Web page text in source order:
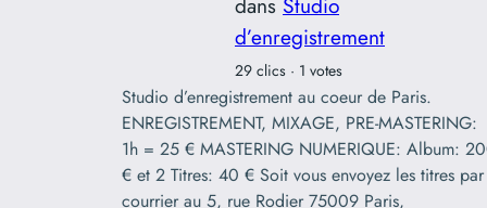
d’enregistrement
29 clics · 1 votes
Studio d’enregistrement au coeur de Paris.
ENREGISTREMENT, MIXAGE, PRE-MASTERING:
1h = 25 € MASTERING NUMERIQUE: Album:
€ et 2 Titres: 40 € Soit vous envoyez les titres par
courrier au 5, rue Rodier 75009 Paris,